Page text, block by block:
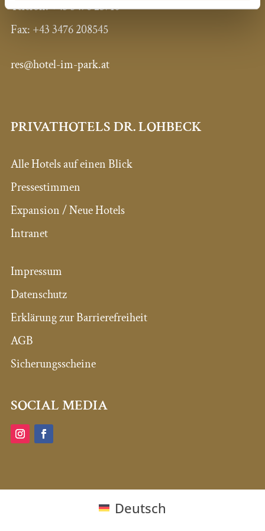
Telefon:+43 3476 25710
Fax: +43 3476 208545
res@hotel-im-park.at
PRIVATHOTELS DR. LOHBECK
Alle Hotels auf einen Blick
Pressestimmen
Expansion / Neue Hotels
Intranet
Impressum
Datenschutz
Erklärung zur Barrierefreiheit
AGB
Sicherungsscheine
SOCIAL MEDIA
Deutsch